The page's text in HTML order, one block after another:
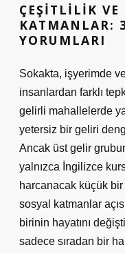
ÇEŞITLILIK VE
KATMANLAR:
YORUMLARI
Sokakta, işyerimde
insanlardan farklı
gelirli mahallelerde
yetersiz bir geliri
Ancak üst gelir
yalnızca İngilizce
harcanacak küçük
sosyal katmanlar
birinin hayatını
sadece sıradan bir